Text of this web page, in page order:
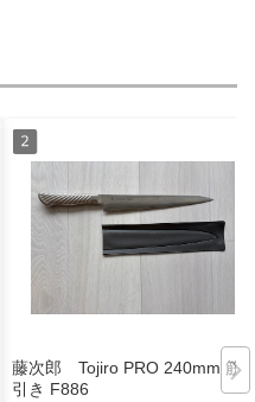
藤次郎 Tojiro PRO 240mm 筋
引き F886